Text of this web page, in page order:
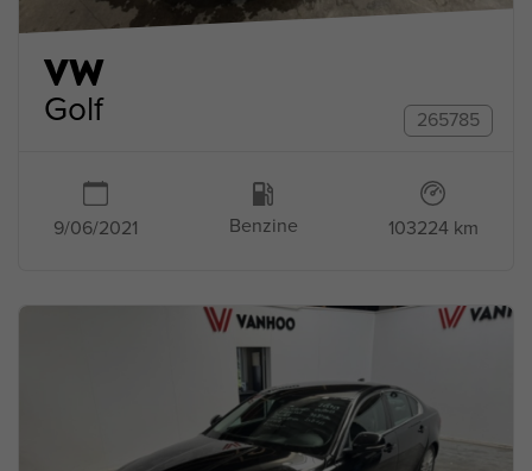
VW
Golf 265785
9/06/2021 Benzine 103224 km